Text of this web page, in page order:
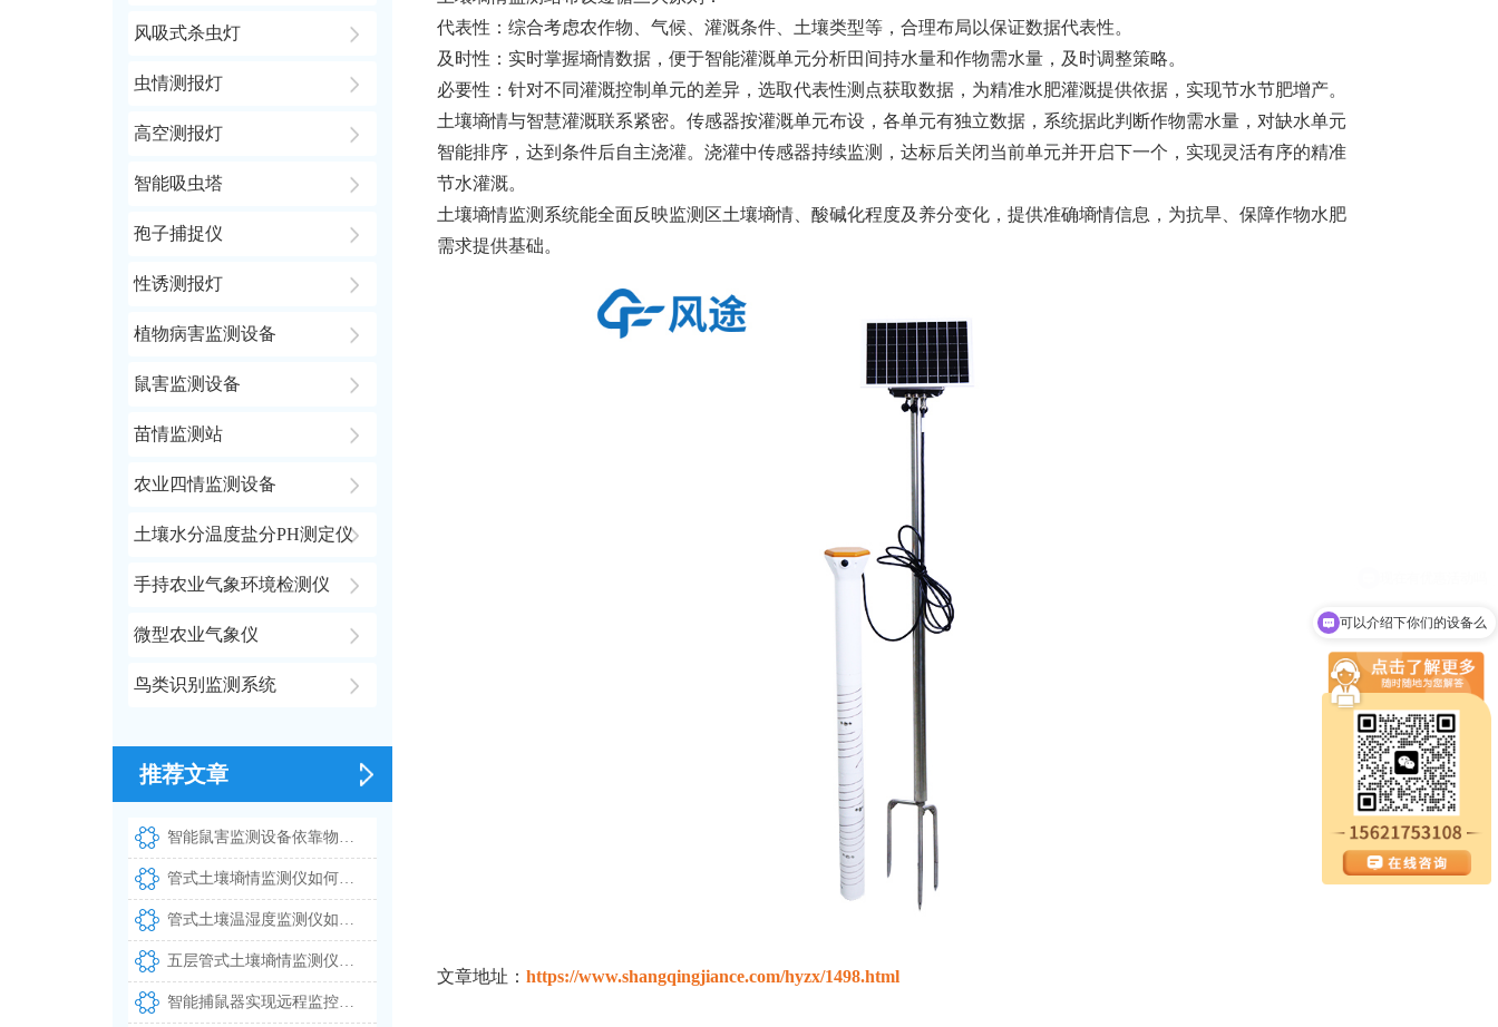
风吸式杀虫灯
虫情测报灯
高空测报灯
智能吸虫塔
孢子捕捉仪
性诱测报灯
植物病害监测设备
鼠害监测设备
苗情监测站
农业四情监测设备
土壤水分温度盐分PH测定仪
手持农业气象环境检测仪
微型农业气象仪
鸟类识别监测系统
推荐文章
智能鼠害监测设备依靠物联网技术完成全天候鼠情采集工作
管式土壤墒情监测仪如何实现多深度土壤温湿度同步测量
管式土壤温湿度监测仪如何实现多层土壤参数同步测量
五层管式土壤墒情监测仪实现多深度土壤温湿度的同步测量
智能捕鼠器实现远程监控与自动识别鼠害
代表性：综合考虑农作物、气候、灌溉条件、土壤类型等，合理布局以保证数据代表性。
及时性：实时掌握墒情数据，便于智能灌溉单元分析田间持水量和作物需水量，及时调整策略。
必要性：针对不同灌溉控制单元的差异，选取代表性测点获取数据，为精准水肥灌溉提供依据，实现节水节肥增产。
土壤墒情与智慧灌溉联系紧密。传感器按灌溉单元布设，各单元有独立数据，系统据此判断作物需水量，对缺水单元
智能排序，达到条件后自主浇灌。浇灌中传感器持续监测，达标后关闭当前单元并开启下一个，实现灵活有序的精准
节水灌溉。
土壤墒情监测系统能全面反映监测区土壤墒情、酸碱化程度及养分变化，提供准确墒情信息，为抗旱、保障作物水肥
需求提供基础。
文章地址： https://www.shangqingjiance.com/hyzx/1498.html
可以介绍下你们的设备么